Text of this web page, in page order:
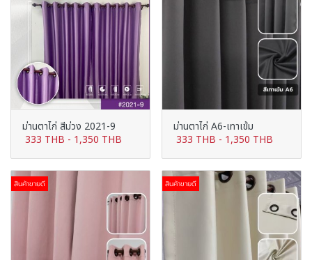
ม่านตาไก่ สีม่วง 2021-9
333 THB - 1,350 THB
ม่านตาไก่ A6-เทาเข้ม
333 THB - 1,350 THB
สินค้าขายดี สินค้าขายดี